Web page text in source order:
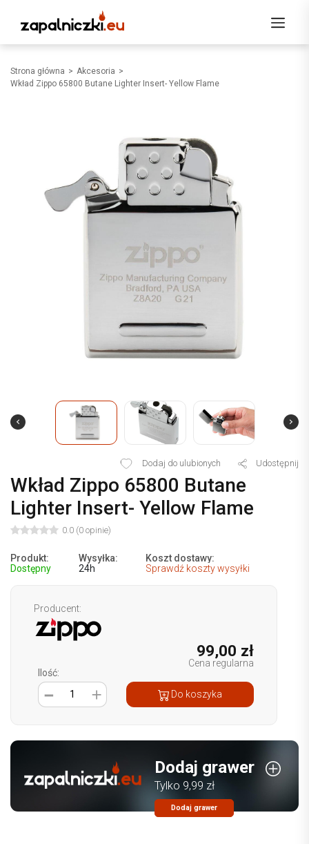
Strona główna
Akcesoria
Wkład Zippo 65800 Butane Lighter Insert- Yellow Flame
Dodaj do ulubionych Udostępnij
Wkład Zippo 65800 Butane
Lighter Insert- Yellow Flame
0.0 (0 opinie)
Produkt:
Dostępny
Wysyłka:
24h
Koszt dostawy:
Sprawdź koszty wysyłki
Producent:
99,00 zł
Cena regularna
Ilość:
1
Do koszyka
Dodaj grawer
Tylko 9,99 zł
Dodaj grawer